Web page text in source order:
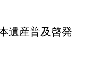
遺産普及啓発